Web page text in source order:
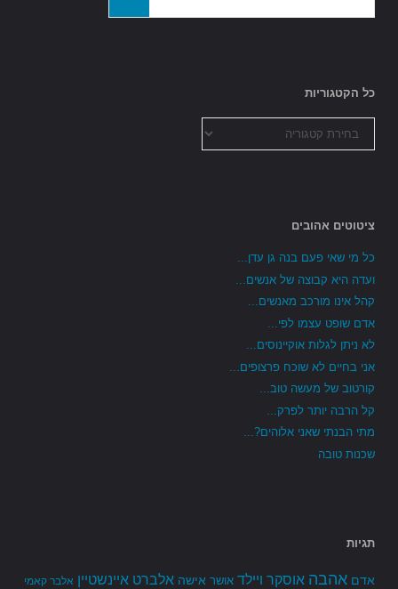
כל הקטגוריות
הקטגוריות
ציטוטים אהובים
כל מי שאי פעם בנה גן עדן...
ועדה היא קבוצה של אנשים...
קהל אינו מורכב מאנשים...
אדם שופט עצמו לפי...
לא ניתן לגלות אוקיינוסים...
אני בחיים לא שוכח פרצופים...
קורטוב של מעשה טוב...
קל הרבה יותר לפרק...
מתי הבנתי שאני אלוהים?...
שכנות טובה
תגיות
אדם אהבה אוסקר ויילד אושר אישה אלברט איינשטיין אלבר קאמי